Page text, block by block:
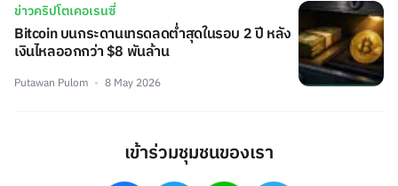
ข่าวคริปโตเคอเรนซี่
Bitcoin บนกระดานเทรดลดต่ำสุดในรอบ 2 ปี หลัง
เงินไหลออกกว่า $8 พันล้าน
Putawan Pulom 8 May 2026
เข้าร่วมชุมชนของเรา